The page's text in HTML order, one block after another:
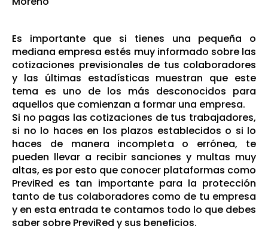
Es importante que si tienes una pequeña o
mediana empresa estés muy informado sobre las
cotizaciones previsionales de tus colaboradores
y las últimas estadísticas muestran que este
tema es uno de los más desconocidos para
aquellos que comienzan a formar una empresa.
Si no pagas las cotizaciones de tus trabajadores,
si no lo haces en los plazos establecidos o si lo
haces de manera incompleta o errónea, te
pueden llevar a recibir sanciones y multas muy
altas, es por esto que conocer plataformas como
PreviRed es tan importante para la protección
tanto de tus colaboradores como de tu empresa
y en esta entrada te contamos todo lo que debes
saber sobre PreviRed y sus beneficios.